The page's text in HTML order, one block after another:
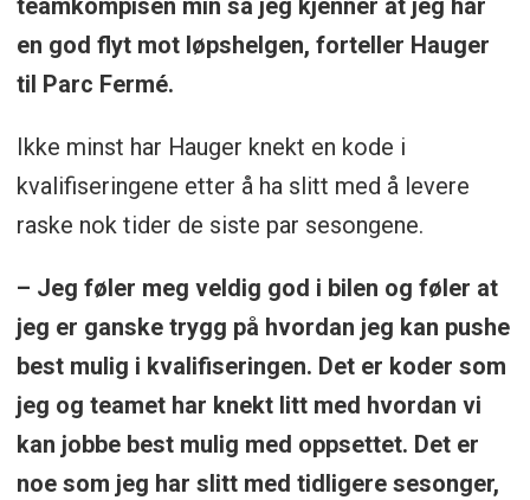
teamkompisen min så jeg kjenner at jeg har
en god flyt mot løpshelgen, forteller Hauger
til Parc Fermé.
Ikke minst har Hauger knekt en kode i
kvalifiseringene etter å ha slitt med å levere
raske nok tider de siste par sesongene.
– Jeg føler meg veldig god i bilen og føler at
jeg er ganske trygg på hvordan jeg kan pushe
best mulig i kvalifiseringen. Det er koder som
jeg og teamet har knekt litt med hvordan vi
kan jobbe best mulig med oppsettet. Det er
noe som jeg har slitt med tidligere sesonger,